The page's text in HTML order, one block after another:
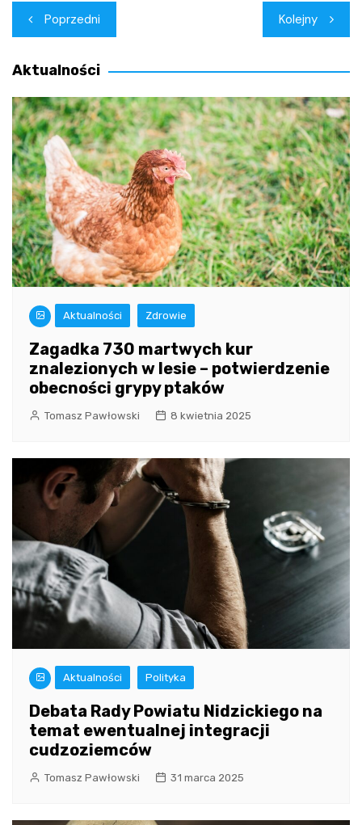
Nawigacja
wpisu
Poprzedni Kolejny
Aktualności
Aktualności Zdrowie
Zagadka 730 martwych kur
znalezionych w lesie – potwierdzenie
obecności grypy ptaków
Tomasz Pawłowski 8 kwietnia 2025
Aktualności Polityka
Debata Rady Powiatu Nidzickiego na
temat ewentualnej integracji
cudzoziemców
Tomasz Pawłowski 31 marca 2025